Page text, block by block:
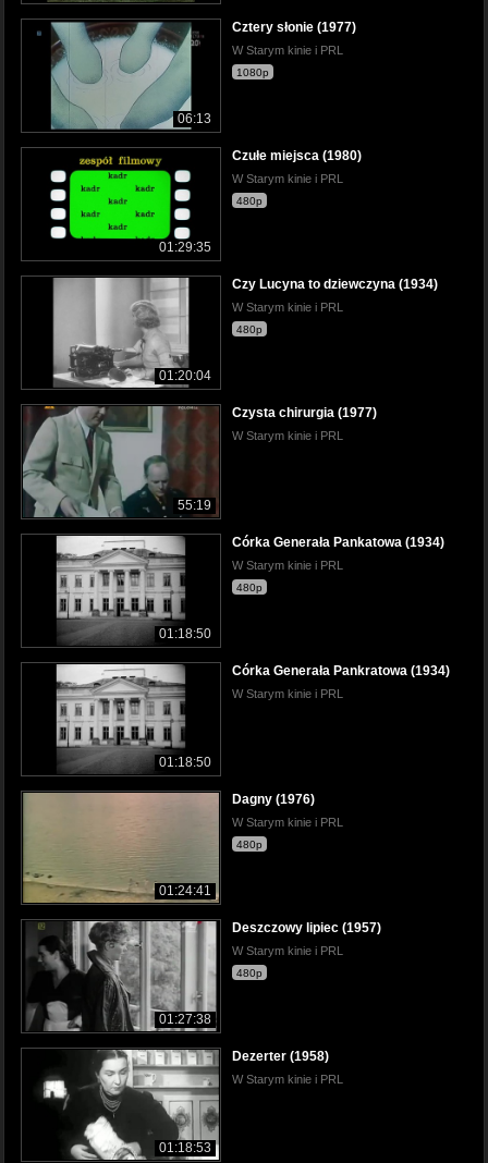
06:13
Cztery słonie (1977)
W Starym kinie i PRL
1080p
01:29:35
Czułe miejsca (1980)
W Starym kinie i PRL
480p
01:20:04
Czy Lucyna to dziewczyna (1934)
W Starym kinie i PRL
480p
55:19
Czysta chirurgia (1977)
W Starym kinie i PRL
01:18:50
Córka Generała Pankatowa (1934)
W Starym kinie i PRL
480p
01:18:50
Córka Generała Pankratowa (1934)
W Starym kinie i PRL
01:24:41
Dagny (1976)
W Starym kinie i PRL
480p
01:27:38
Deszczowy lipiec (1957)
W Starym kinie i PRL
480p
01:18:53
Dezerter (1958)
W Starym kinie i PRL